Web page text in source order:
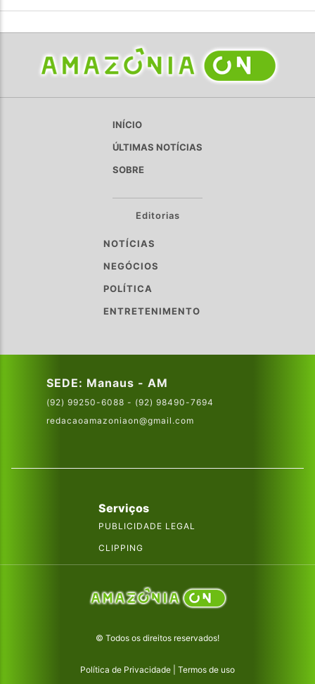
INÍCIO
ÚLTIMAS NOTÍCIAS
SOBRE
Editorias
NOTÍCIAS
NEGÓCIOS
POLÍTICA
ENTRETENIMENTO
SEDE: Manaus - AM
(92) 99250-6088 - (92) 98490-7694
redacaoamazoniaon@gmail.com
Serviços
PUBLICIDADE LEGAL
CLIPPING
© Todos os direitos reservados!
Política de Privacidade Termos de uso